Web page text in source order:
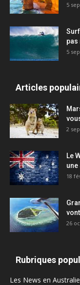
5
pas
5
Articles
2
Le
une
18
26
Rubriques
Les News en Australie